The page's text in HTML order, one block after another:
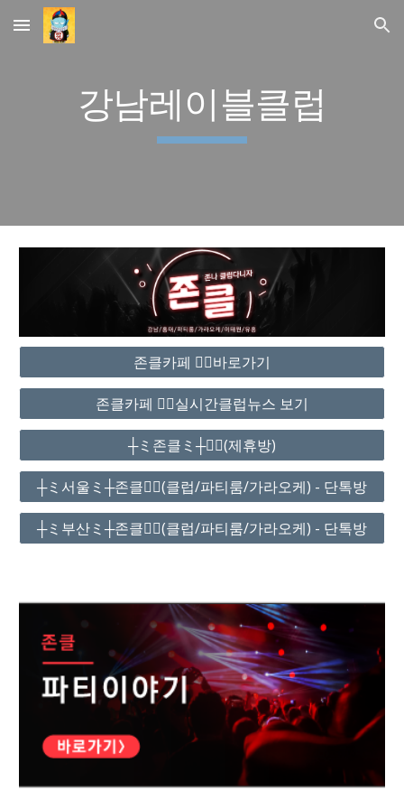
Skip to main content Skip to navigation
강남레이블클럽
존클카페 ❤️‍🔥바로가기
존클카페 ❤️‍🔥실시간클럽뉴스 보기
┼ミ존클ミ┼❤️‍🔥(제휴방)
┼ミ서울ミ┼존클❤️‍🔥(클럽/파티룸/가라오케) - 단톡방
┼ミ부산ミ┼존클❤️‍🔥(클럽/파티룸/가라오케) - 단톡방